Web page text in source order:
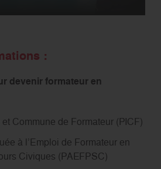
:
devenir formateur en
Commune de Formateur (PICF)
à l’Emploi de Formateur en
Civiques (PAEFPSC)